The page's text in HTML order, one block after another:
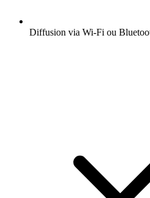
Diffusion via Wi-Fi ou